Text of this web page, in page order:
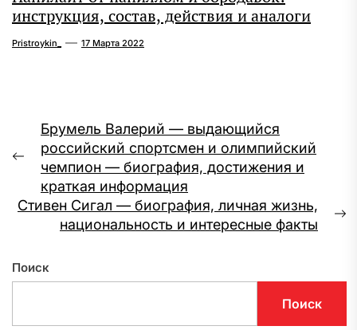
инструкция, состав, действия и аналоги
Pristroykin_ 17 Марта 2022
Навигация
по
записям
Предыдущая
запись:
Брумель Валерий — выдающийся
российский спортсмен и олимпийский
чемпион — биография, достижения и
краткая информация
Стивен Сигал — биография, личная жизнь,
национальность и интересные факты
Поиск
Поиск